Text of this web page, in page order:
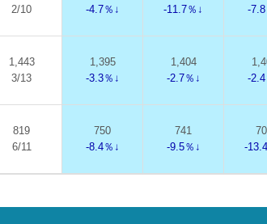
2/10
-4.7％↓
-11.7％↓
-7.8
1,443
3/13
1,395
-3.3％↓
1,404
-2.7％↓
-2.4
819
6/11
750
-8.4％↓
741
-9.5％↓
-